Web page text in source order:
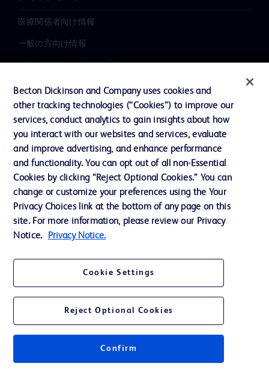
医療関係者向け情報
一般の方向け情報
プレスリリース / お知らせ
インクルージョン、ダイバー
シティ ＆ エクイティ
投資家向け情報（英語）
会社案内
お問い合わせ
Cookie Preferences
プライバシーポリシー
© 2026 BD. All rights reserved. BD and the BD Logo are trademarks of
Becton, Dickinson and Company. All other trademarks are the property of
Becton Dickinson and Company uses cookies and
other tracking technologies (“Cookies”) to improve our
services, conduct analytics to gain insights about how
you interact with our websites and services, evaluate
and improve advertising, and enhance performance
and functionality. You can opt out of all non-Essential
Cookies by clicking “Reject Optional Cookies.” You can
change or customize your preferences using the Your
Privacy Choices link at the bottom of any page on this
site. For more information, please review our Privacy
Notice.
Privacy Notice.
Cookie Settings
Reject Optional Cookies
Confirm